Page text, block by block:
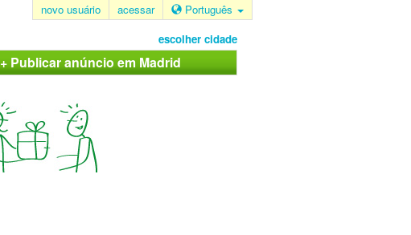
novo usuário acessar Português
escolher cidade
+ Publicar anúncio em Madrid